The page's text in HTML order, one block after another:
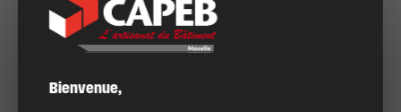
Bienvenue,